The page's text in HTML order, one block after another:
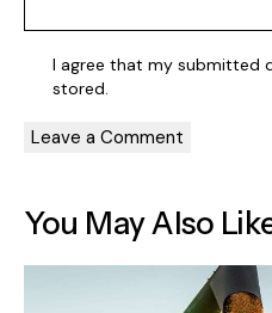
I agree that my submitted
stored.
You May Also